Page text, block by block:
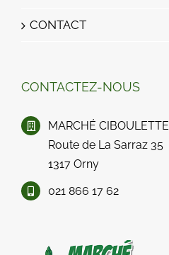
CONTACT
CONTACTEZ-NOUS
MARCHÉ CIBOULETTE
Route de La Sarraz 35
1317 Orny
021 866 17 62